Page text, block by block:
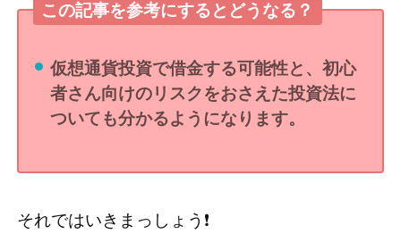
この記事を参考にするとどうなる？
仮想通貨投資で借金する可能性と、初心
者さん向けのリスクをおさえた投資法に
ついても分かるようになります。
それではいきまっしょう❗️